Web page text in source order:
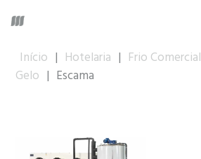
Início | Hotelaria | Frio Comercial
Gelo | Escama